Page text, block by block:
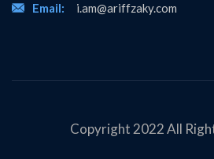
Email: i.am@ariffzaky.com
Copyright 2022 All